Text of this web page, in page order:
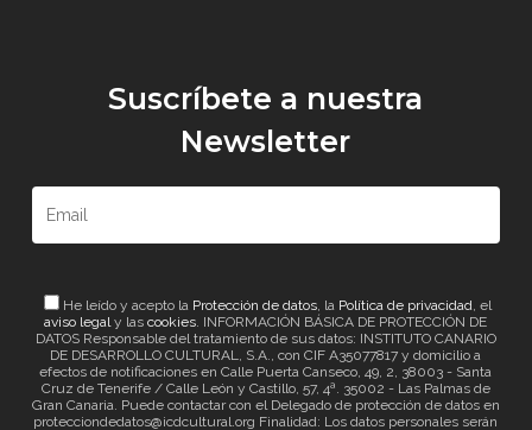
Suscríbete a nuestra
Newsletter
He leído y acepto la Protección de datos, la Política de privacidad, el
aviso legaly lascookies. INFORMACIÓN BÁSICA DE PROTECCIÓN DE
DATOS Responsable del tratamiento de sus datos: INSTITUTO CANARIO
DE DESARROLLO CULTURAL, S.A., con CIF A35077817 y domicilio a
efectos de notificaciones en Calle Puerta Canseco, 49, 2, 38003 - Santa
Cruz de Tenerife / Calle León y Castillo, 57, 4ª. 35002 - Las Palmas de
Gran Canaria. Puede contactar con el Delegado de protección de datos en
protecciondedatos@icdcultural.org Finalidad: Los datos personales serán